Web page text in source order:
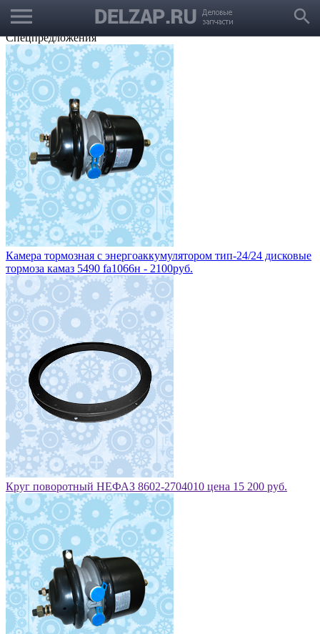
menu search
Выбрать город
Корзина
Заказать звонок
Спецпредложения
Камера тормозная с энергоаккумулятором тип-24/24 дисковые
тормоза камаз 5490 fa1066н - 2100руб.
Круг поворотный НЕФАЗ 8602-2704010 цена 15 200 руб.